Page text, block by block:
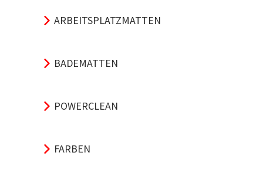
ARBEITSPLATZMATTEN
BADEMATTEN
POWERCLEAN
FARBEN